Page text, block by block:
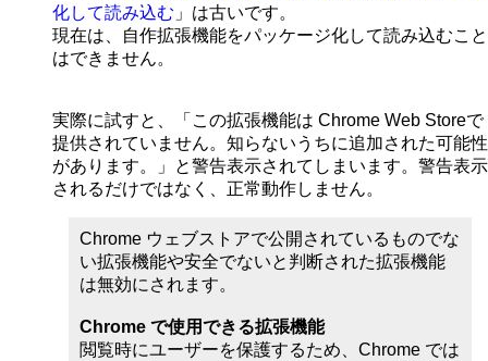
化して読み込む 」は古いです。
現在は、自作拡張機能をパッケージ化して読み込むこと
はできません。
実際に試すと、「この拡張機能は Chrome Web Storeで
提供されていません。知らないうちに追加された可能性
があります。」と警告表示されてしまいます。警告表示
されるだけではなく、正常動作しません。
Chrome ウェブストアで公開されているものでな
い拡張機能や安全でないと判断された拡張機能
は無効にされます。
Chrome で使用できる拡張機能
閲覧時にユーザーを保護するため、Chrome では